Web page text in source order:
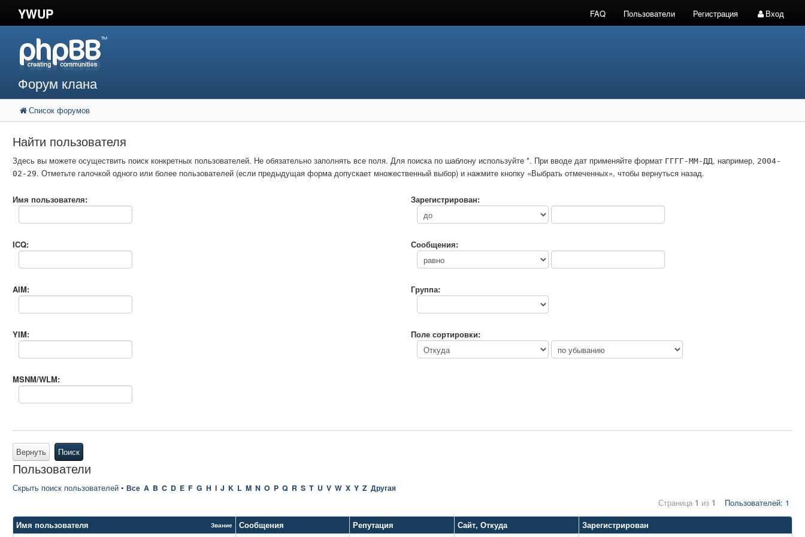
YWUP FAQ Пользователи Регистрация Вход
Форум клана
Список форумов
Найти пользователя
Здесь вы можете осуществить поиск конкретных пользователей. Не обязательно заполнять все поля. Для поиска по шаблону используйте *. При вводе дат применяйте формат ГГГГ-ММ-ДД, например, 2004-
02-29. Отметьте галочкой одного или более пользователей (если предыдущая форма допускает множественный выбор) и нажмите кнопку «Выбрать отмеченных», чтобы вернуться назад.
Имя пользователя:
ICQ:
AIM:
YIM:
MSNM/WLM:
Зарегистрирован:
Сообщения:
Группа:
Поле сортировки:
Вернуть Поиск
Пользователи
Скрыть поиск пользователей • Все A B C D E F G H I J K L M N O P Q R S T U V W X Y Z Другая
Пользователей: 1
Страница 1 из 1
Имя пользователя
Звание Сообщения Репутация Сайт, Откуда
Зарегистрирован